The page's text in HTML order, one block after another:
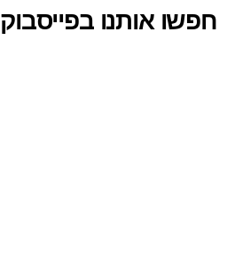
חפשו אותנו בפייסבוק